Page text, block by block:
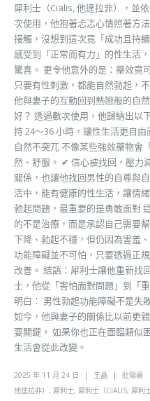
犀利士（Cialis, 他達拉非），並
次使用，他抱著忐忑心情照著方
接觸，沒想到這次竟「成功且持
感受到「正常而有力」的性生活
驚喜。 更令他意外的是：藥效竟
只要有性刺激，都能自然勃起，
他與妻子的互動回到熱戀般的自
好？ 透過數次使用，他歸納出以
持 24〜36 小時，讓性生活更自
自然不突兀 不像某些強效藥物會
然、舒服。 ✔ 信心被找回，壓力
關係，也讓他找回男性的自尊與
活中，能有健康的性生活，讓情
勃起問題，最重要的是勇敢面對
的不是治療，而是承認自己需要
下降、勃起不穩，但仍因為害羞
功能障礙並不可怕，只要透過正
改善。 結語：犀利士讓他重新找
士，他從「害怕面對問題」到「
明白： 男性勃起功能障礙不是失
如今，他與妻子的關係比以前更
要關鍵。 如果你也正在面臨類似
生活會從此改變。
2025 年 11 月 24 日 王晶
壯陽藥
他達拉非） , 犀利士, 犀利士（CIALIS, 犀利